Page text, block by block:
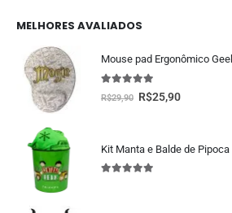
MELHORES AVALIADOS
5.00 fora de 5
R$29,90 R$25,90